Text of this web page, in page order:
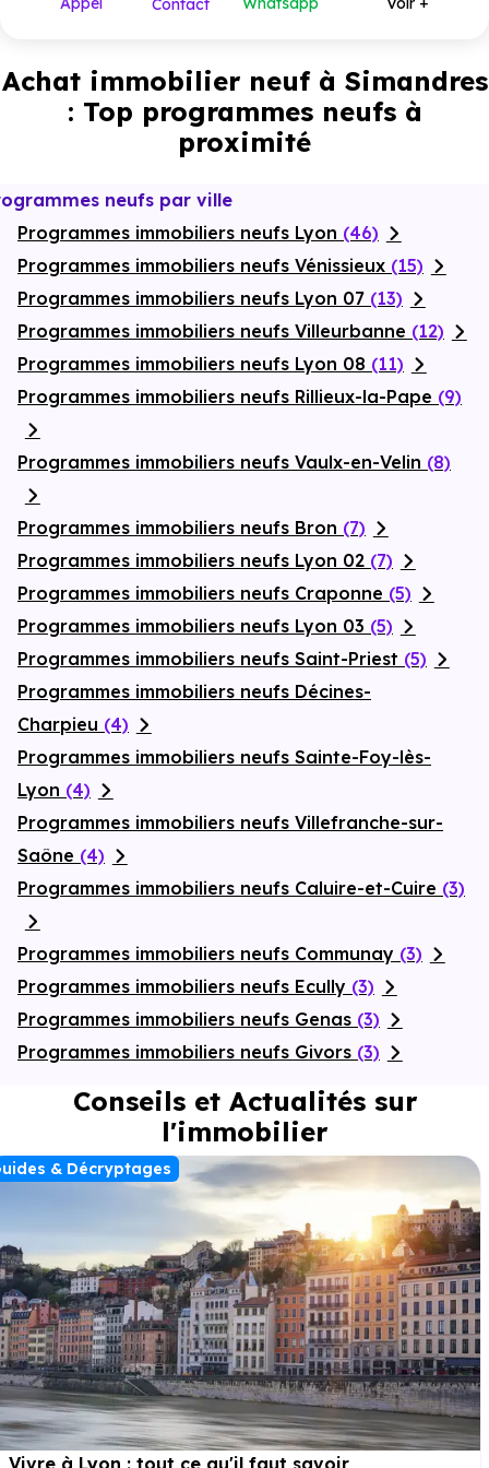
Contact
Achat immobilier neuf à Simandres
: Top programmes neufs à
proximité
neufs par ville
Programmes immobiliers neufs Lyon (46)
Programmes immobiliers neufs Vénissieux (15)
Programmes immobiliers neufs Lyon 07 (13)
Programmes immobiliers neufs Villeurbanne (12)
Programmes immobiliers neufs Lyon 08 (11)
Programmes immobiliers neufs Rillieux-la-Pape (9)
Programmes immobiliers neufs Vaulx-en-Velin (8)
Programmes immobiliers neufs Bron (7)
Programmes immobiliers neufs Lyon 02 (7)
Programmes immobiliers neufs Craponne (5)
Programmes immobiliers neufs Lyon 03 (5)
Programmes immobiliers neufs Saint-Priest (5)
Programmes immobiliers neufs Décines-
Charpieu (4)
Programmes immobiliers neufs Sainte-Foy-lès-
Lyon (4)
Programmes immobiliers neufs Villefranche-sur-
Saône (4)
Programmes immobiliers neufs Caluire-et-Cuire (3)
Programmes immobiliers neufs Communay (3)
Programmes immobiliers neufs Ecully (3)
Programmes immobiliers neufs Genas (3)
Programmes immobiliers neufs Givors (3)
Conseils et Actualités sur
l'immobilier
& Décryptages
Vivre à Lyon : tout ce qu'il faut savoir